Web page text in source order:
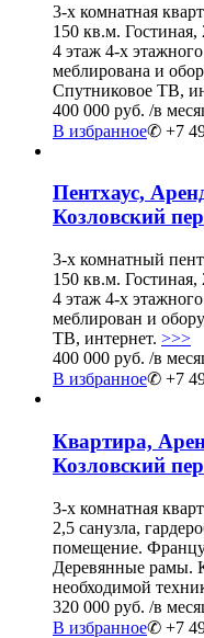
3-х комнатная
150 кв.м. Гостиная,
4 этаж 4-х
меблирована и
Спутниковое ТВ,
400 000 руб. /в
В избранное✆ +7
Пентхаус,
Козловский пер
3-х комнатный
150 кв.м. Гостиная,
4 этаж 4-х
меблирован и
ТВ, интернет. >>>
400 000 руб. /в
В избранное✆ +7
Квартира,
Козловский пер
3-х комнатная
2,5 санузла,
помещение.
Деревянные рамы.
необходимой
320 000 руб. /в
В избранное✆ +7